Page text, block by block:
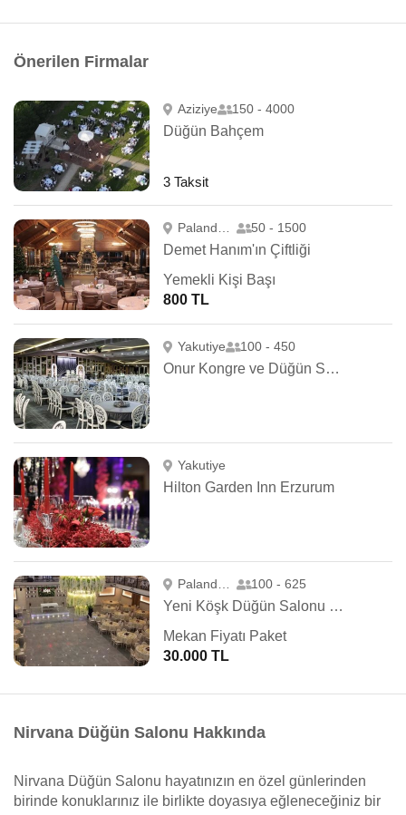
Önerilen Firmalar
Aziziye 150 - 4000
Düğün Bahçem
3 Taksit
50 - 1500
Demet Hanım'ın Çiftliği
Yemekli Kişi Başı
800 TL
Yakutiye 100 - 450
Onur Kongre ve Düğün Salonu
Yakutiye
Hilton Garden Inn Erzurum
100 - 625
Yeni Köşk Düğün Salonu ve Kongre Merkezi
Mekan Fiyatı Paket
30.000 TL
Nirvana Düğün Salonu Hakkında
Nirvana Düğün Salonu hayatınızın en özel günlerinden
birinde konuklarınız ile birlikte doyasıya eğleneceğiniz bir